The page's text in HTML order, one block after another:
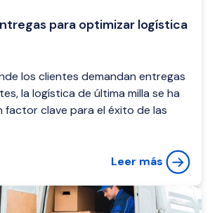
para optimizar logística
los clientes demandan entregas
la logística de última milla se ha
factor clave para el éxito de las
Leer más